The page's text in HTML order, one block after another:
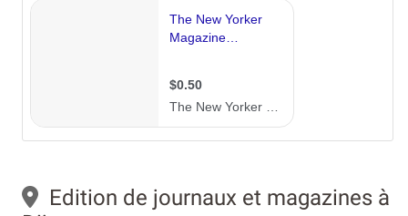
Edition de journaux et magazines à